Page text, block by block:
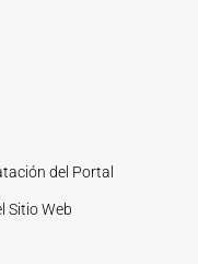
del Portal
Sitio Web